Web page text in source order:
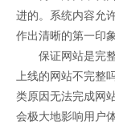
进的。系统内容允
作出清晰的第一印象
保证网站是完整
上线的网站不完整
类原因无法完成网
会极大地影响用户